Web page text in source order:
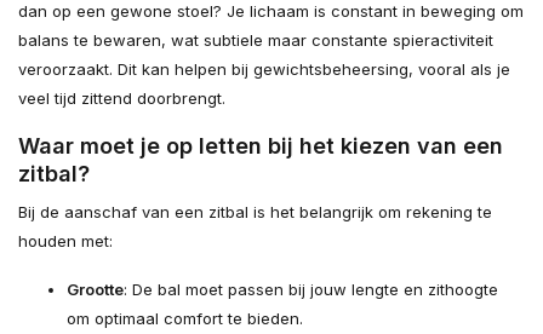
dan op een gewone stoel? Je lichaam is constant in beweging om
balans te bewaren, wat subtiele maar constante spieractiviteit
veroorzaakt. Dit kan helpen bij gewichtsbeheersing, vooral als je
veel tijd zittend doorbrengt.
Waar moet je op letten bij het kiezen van een
zitbal?
Bij de aanschaf van een zitbal is het belangrijk om rekening te
houden met:
Grootte: De bal moet passen bij jouw lengte en zithoogte
om optimaal comfort te bieden.